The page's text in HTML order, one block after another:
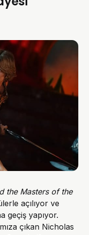
the Masters of the
açılıyor ve
geçiş yapıyor.
çıkan Nicholas